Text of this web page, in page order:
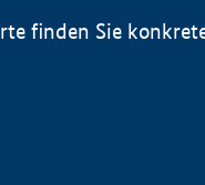
finden Sie